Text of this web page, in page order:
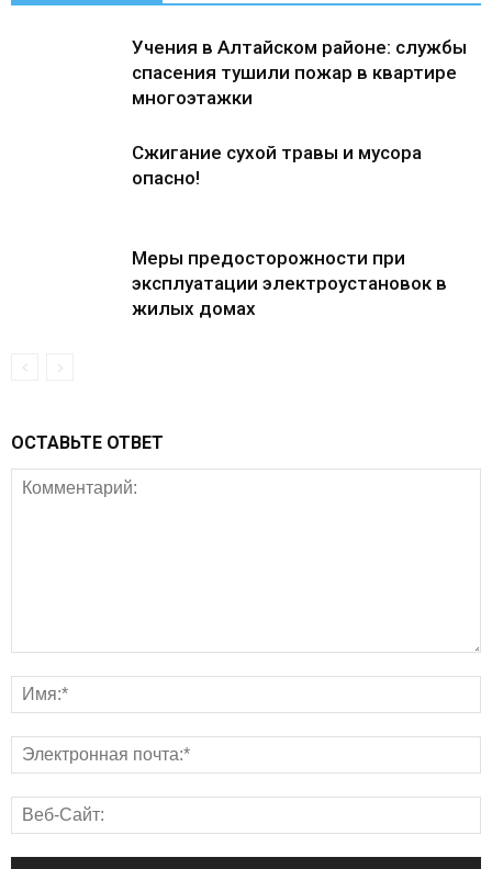
Учения в Алтайском районе: службы
спасения тушили пожар в квартире
многоэтажки
Сжигание сухой травы и мусора
опасно!
Меры предосторожности при
эксплуатации электроустановок в
жилых домах
ОСТАВЬТЕ ОТВЕТ